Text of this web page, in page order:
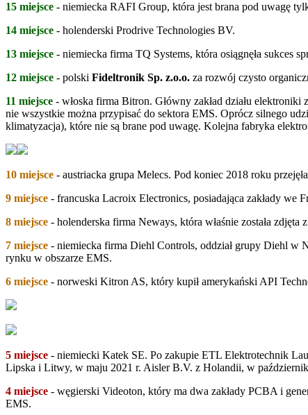
15 miejsce - niemiecka RAFI Group, która jest brana pod uwagę
14 miejsce - holenderski Prodrive Technologies BV.
13 miejsce - niemiecka firma TQ Systems, która osiągnęła sukces
12 miejsce - polski Fideltronik Sp. z.o.o. za rozwój czysto
11 miejsce - włoska firma Bitron. Główny zakład działu
nie wszystkie można przypisać do sektora EMS. Oprócz silnego
klimatyzacja), które nie są brane pod uwagę. Kolejna fabryka
10 miejsce - austriacka grupa Melecs. Pod koniec 2018 roku
9 miejsce - francuska Lacroix Electronics, posiadająca zakłady we
8 miejsce - holenderska firma Neways, która właśnie została zdjęta
7 miejsce - niemiecka firma Diehl Controls, oddział grupy Diehl w
rynku w obszarze EMS.
6 miejsce - norweski Kitron AS, który kupił amerykański API
5 miejsce - niemiecki Katek SE. Po zakupie ETL Elektrotechnik
Lipska i Litwy, w maju 2021 r. Aisler B.V. z Holandii, w
4 miejsce - węgierski Videoton, który ma dwa zakłady PCBA i
EMS.